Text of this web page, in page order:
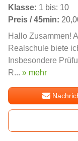
Klasse: 1 bis: 10
Preis / 45min:
Hallo Zusammen!
Realschule biete
Insbesondere
R... » mehr